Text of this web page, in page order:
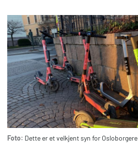
Foto: Dette er et velkjent syn for Osloborgere